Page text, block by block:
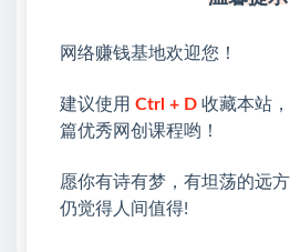
③：点击右上方【登录
限时活动：注册新用户赠送
收藏 海报
网络赚钱基地欢迎您！
建议使用 Ctrl + D 收藏本站
篇优秀网创课程哟！
愿你有诗有梦，有坦荡的远
仍觉得人间值得!